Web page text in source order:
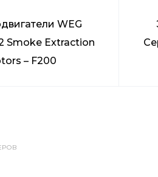
WEG
Smoke Extraction
– F200